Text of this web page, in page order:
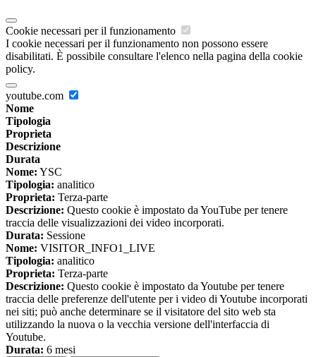
Cookie necessari per il funzionamento
I cookie necessari per il funzionamento non possono essere
disabilitati. È possibile consultare l'elenco nella pagina della cookie
policy.
youtube.com
Nome
Tipologia
Proprieta
Descrizione
Durata
Nome: YSC
Tipologia: analitico
Proprieta: Terza-parte
Descrizione: Questo cookie è impostato da YouTube per tenere
traccia delle visualizzazioni dei video incorporati.
Durata: Sessione
Nome: VISITOR_INFO1_LIVE
Tipologia: analitico
Proprieta: Terza-parte
Descrizione: Questo cookie è impostato da Youtube per tenere
traccia delle preferenze dell'utente per i video di Youtube incorporati
nei siti; può anche determinare se il visitatore del sito web sta
utilizzando la nuova o la vecchia versione dell'interfaccia di
Youtube.
Durata: 6 mesi